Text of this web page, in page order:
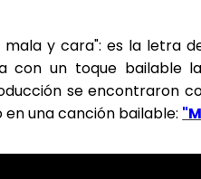
mala y cara": es la letra
con un toque bailable
se encontraron
una canción bailable: